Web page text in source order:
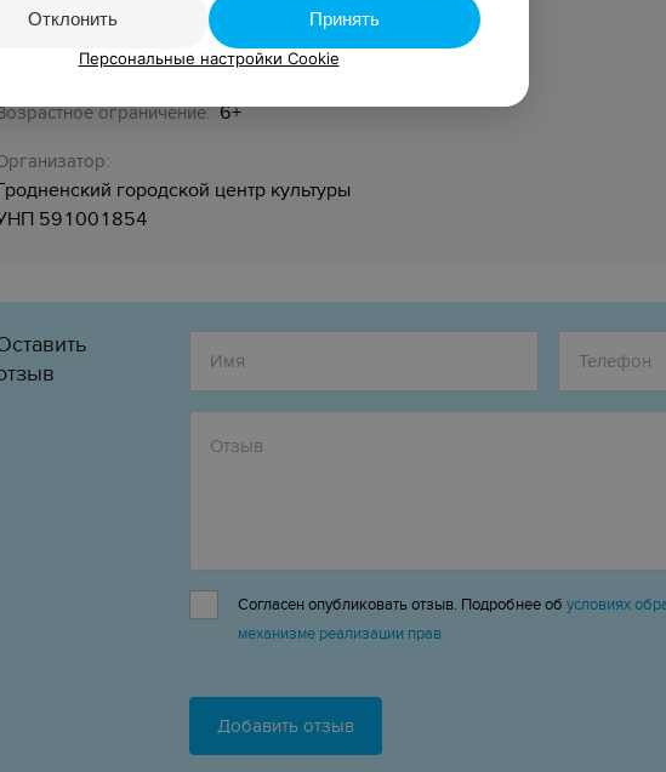
30,00 — 40,00 руб.
ограничение: 6+
городской центр культуры
591001854
Согласен опубликовать отзыв. Подробнее об условиях
механизме реализации прав
Добавить отзыв
Отклонить Принять
Персональные настройки Cookie